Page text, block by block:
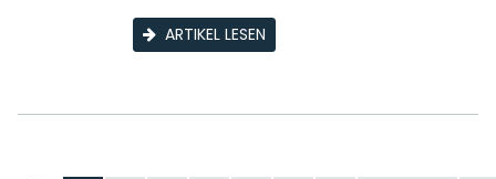
ARTIKEL LESEN